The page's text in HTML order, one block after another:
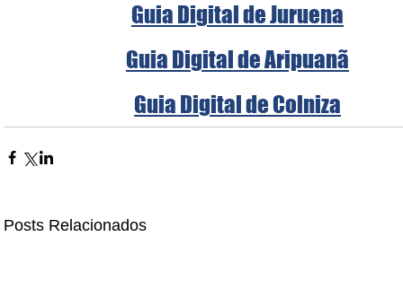
Guia Digital de Juruena
Guia Digital de Aripuanã
Guia Digital de Colniza
Posts Relacionados